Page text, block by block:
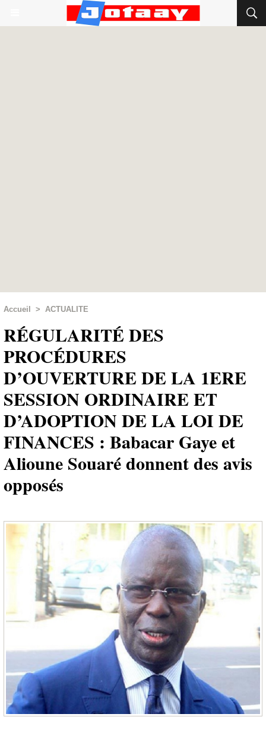
Accueil > ACTUALITE
RÉGULARITÉ DES
PROCÉDURES
D’OUVERTURE DE LA 1ERE
SESSION ORDINAIRE ET
D’ADOPTION DE LA LOI DE
FINANCES : Babacar Gaye et
Alioune Souaré donnent des avis
opposés